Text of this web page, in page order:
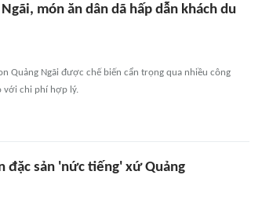
món ăn dân dã hấp dẫn khách du
Quảng Ngãi được chế biến cẩn trọng qua nhiều công
với chi phí hợp lý.
đặc sản 'nức tiếng' xứ Quảng